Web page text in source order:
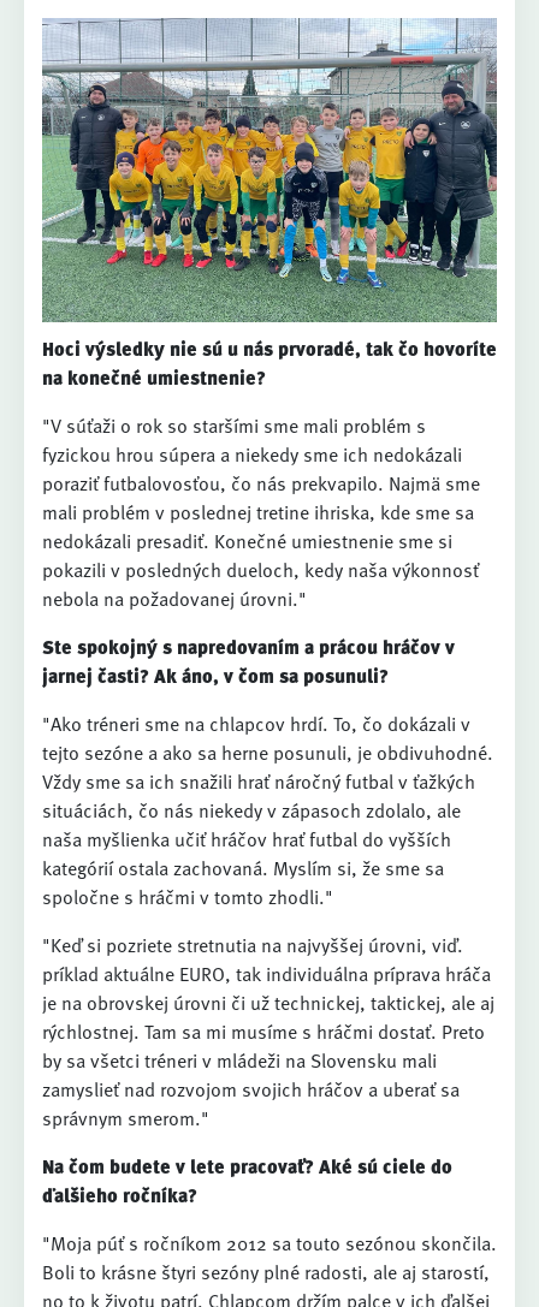
Hoci výsledky nie sú u nás prvoradé, tak čo hovoríte
na konečné umiestnenie?
"V súťaži o rok so staršími sme mali problém s
fyzickou hrou súpera a niekedy sme ich nedokázali
poraziť futbalovosťou, čo nás prekvapilo. Najmä sme
mali problém v poslednej tretine ihriska, kde sme sa
nedokázali presadiť. Konečné umiestnenie sme si
pokazili v posledných dueloch, kedy naša výkonnosť
nebola na požadovanej úrovni."
Ste spokojný s napredovaním a prácou hráčov v
jarnej časti? Ak áno, v čom sa posunuli?
"Ako tréneri sme na chlapcov hrdí. To, čo dokázali v
tejto sezóne a ako sa herne posunuli, je obdivuhodné.
Vždy sme sa ich snažili hrať náročný futbal v ťažkých
situáciách, čo nás niekedy v zápasoch zdolalo, ale
naša myšlienka učiť hráčov hrať futbal do vyšších
kategórií ostala zachovaná. Myslím si, že sme sa
spoločne s hráčmi v tomto zhodli."
"Keď si pozriete stretnutia na najvyššej úrovni, viď.
príklad aktuálne EURO, tak individuálna príprava hráča
je na obrovskej úrovni či už technickej, taktickej, ale aj
rýchlostnej. Tam sa mi musíme s hráčmi dostať. Preto
by sa všetci tréneri v mládeži na Slovensku mali
zamyslieť nad rozvojom svojich hráčov a uberať sa
správnym smerom."
Na čom budete v lete pracovať? Aké sú ciele do
ďalšieho ročníka?
"Moja púť s ročníkom 2012 sa touto sezónou skončila.
Boli to krásne štyri sezóny plné radosti, ale aj starostí,